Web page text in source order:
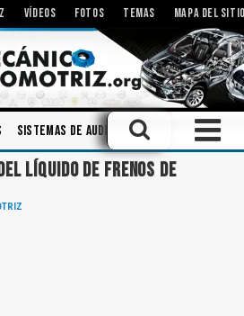
VÍDEOS FOTOS TEMAS MAPA DEL
Sistemas de Audio Componentes
LÍQUIDO DE FRENOS DE